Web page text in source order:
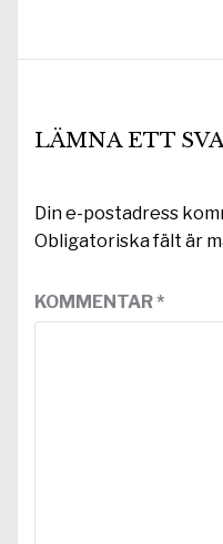
LÄMNA ETT
Din e-postadress
Obligatoriska fält är
KOMMENTAR*